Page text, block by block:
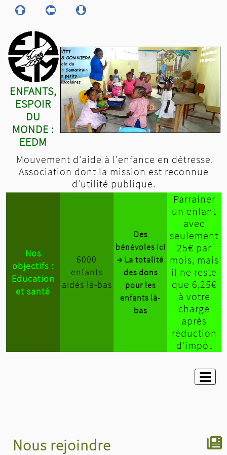
ENFANTS,
ESPOIR
DU
MONDE :
EEDM
Mouvement d'aide à l'enfance en détresse.
Association dont la mission est reconnue
d'utilité publique.
Nos
objectifs :
Education
et santé
6000
enfants
aidés là-bas
Des
bénévoles ici
→ La totalité
des dons
pour les
enfants là-
bas
Parrainer
un enfant
avec
seulement
25€ par
mois, mais
il ne reste
que 6,25€
à votre
charge
après
réduction
d'impôt
Nous rejoindre